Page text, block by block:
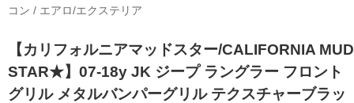
コン / エアロ/エクステリア
【カリフォルニアマッドスター/CALIFORNIA MUD
STAR★】07-18y JK ジープ ラングラー フロント
グリル メタルバンパーグリル テクスチャーブラッ